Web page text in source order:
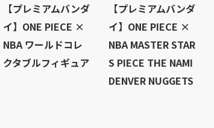
【プレミアムバンダ
イ】ONE PIECE ×
NBA ワールドコレ
クタブルフィギュア
【プレミアムバンダ
イ】ONE PIECE ×
NBA MASTER STAR
S PIECE THE NAMI
DENVER NUGGETS